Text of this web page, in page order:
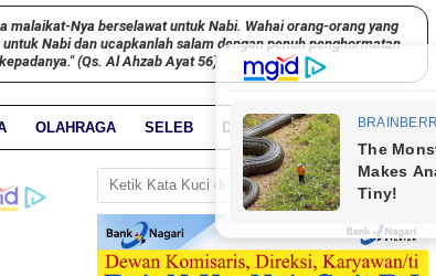
malaikat-Nya berselawat untuk Nabi. Wahai orang-orang yang
Nabi dan ucapkanlah salam dengan penuh penghormatan
kepadanya." (Qs. Al Ahzab Ayat 56)
OLAHRAGA SELEB DUNIA PARIWARA
GO